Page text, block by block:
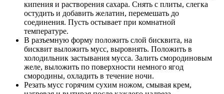
кипения и растворения сахара. Снять с плиты, слегка
остудить и добавить желатин, перемешать до
соединения. Пусть остывает при комнатной
температуре.
В разъемную форму положить слой бисквита, на
бисквит выложить мусс, выровнять. Положить в
холодильник застывания мусса. Залить смородиновым
желе, выложить по поверхности немного ягод
смородины, охладить в течение ночи.
Резать мусс горячим сухим ножом, смывая крем,